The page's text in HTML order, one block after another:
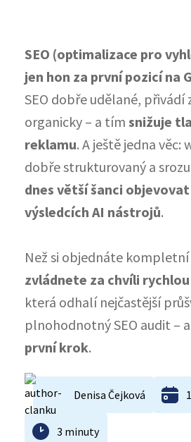
SEO (optimalizace pro
jen hon za první pozicí na
SEO dobře udělané, přivádí
organicky – a tím snižuje
reklamu. A ještě jedna věc:
dobře strukturovaný a
dnes větší šanci objevovat
výsledcích AI nástrojů.
Než si objednáte
zvládnete za chvíli
která odhalí nejčastější
plnohodnotný SEO audit –
první krok.
Denisa Čejková
3 minuty